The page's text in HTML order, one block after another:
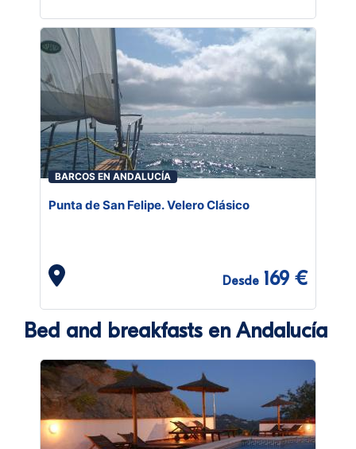
BARCOS EN ANDALUCÍA
Punta de San Felipe. Velero Clásico
Desde 169 €
Bed and breakfasts en Andalucía